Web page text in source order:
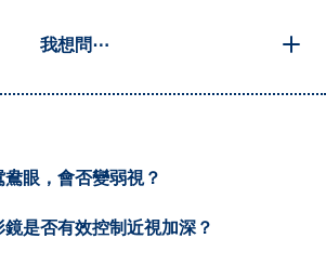
我想問⋯
眼，會否變弱視？
是否有效控制近視加深？